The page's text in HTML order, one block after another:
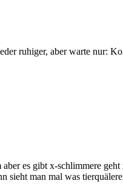
ruhiger, aber warte nur:
es gibt x-schlimmere
man mal was